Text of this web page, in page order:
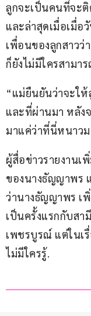
ลูกจะเป็นคนที่จะ
และล่าสุดเมื่อเมื่อ
เพื่อนของลูกสาวว่
ก็ยังไม่มีใครสามา
“แม่ยืนยันว่าจะใ
และที่ผ่านมา หลัง
มาแค่ว่าที่นี่หนาว
ผู้สื่อข่าวรายงานเ
ของนางธัญญาพร
ว่านางธัญญาพร เพิ่
เป็นครั้งแรกกับสา
เพชรบูรณ์ แต่ในเ
ไม่มีใครรู้.